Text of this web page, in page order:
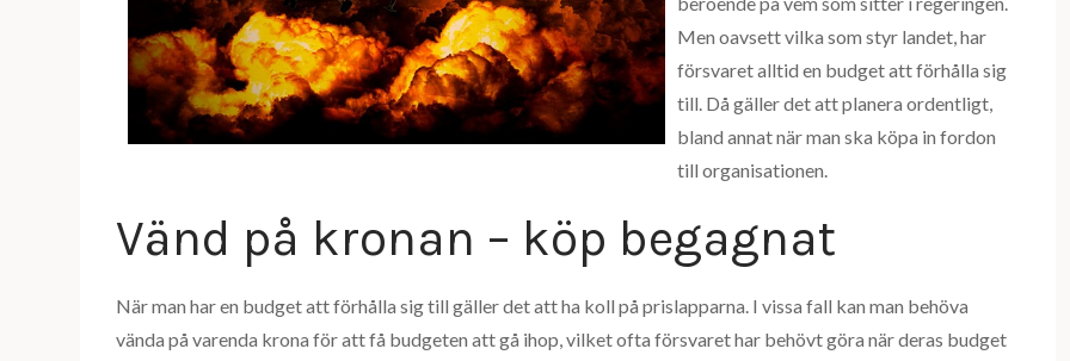
Men oavsett vilka som styr landet, har
försvaret alltid en budget att förhålla sig
till. Då gäller det att planera ordentligt,
bland annat när man ska köpa in fordon
till organisationen.
Vänd på kronan – köp begagnat
När man har en budget att förhålla sig till gäller det att ha koll på prislapparna. I vissa fall kan man behöva
vända på varenda krona för att få budgeten att gå ihop, vilket ofta försvaret har behövt göra när deras budget